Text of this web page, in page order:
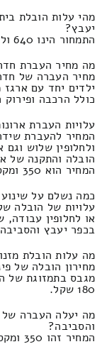
מהי עלות הובלת
יעבץ?
התמחור הינו 640 ולא יותר מ250 שקל.
מה מחיר העברת
מחיר העברה של
ילדים יחד עם ארגז
כולל הרכבה ופירוק התמחור
עלויות העברת
ולחלופין שלוש
הובלה והתקנה של
המחיר הוא 350 ומקסימום 210 שקל.
כמה נשלם על
עלויות של הובלה
או לחלופין עבודה,
בכפר יעבץ והסביבה המחיר הינו 390
מה עלות הובלת
מחירון הובלה של
180 שקל.
מה יעלה העברה של
והסביבה?
המחיר זהו 350 ומקסימום 200 שקלים.